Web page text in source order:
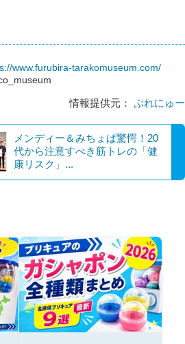
www.furubira-tarakomuseum.com/
情報提供元： ぷれにゅー
メンディー＆みちょぱ驚愕！20
代から注意すべき筋トレの「健
康リスク」...